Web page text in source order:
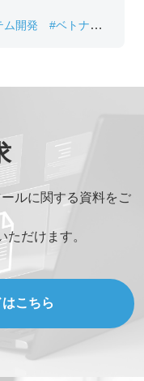
ム開発
#ベトナムIT
ルに関する資料をご
だけます。
こちら